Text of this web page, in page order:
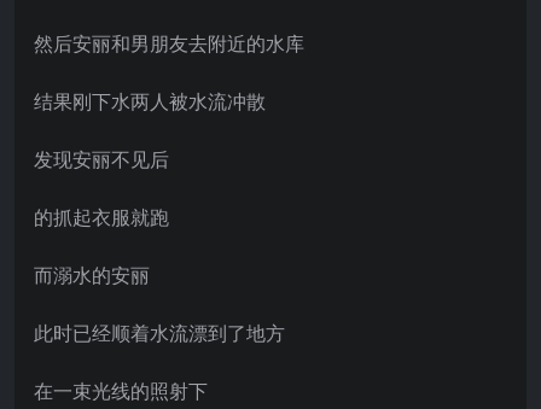
然后安丽和男朋友去附近的水库
结果刚下水两人被水流冲散
发现安丽不见后
的抓起衣服就跑
而溺水的安丽
此时已经顺着水流漂到了地方
在一束光线的照射下